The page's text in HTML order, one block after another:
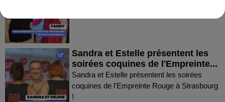
Sandra et Estelle présentent les
soirées coquines de l'Empreinte...
Sandra et Estelle présentent les soirées
coquines de l'Empreinte Rouge à Strasbourg
!